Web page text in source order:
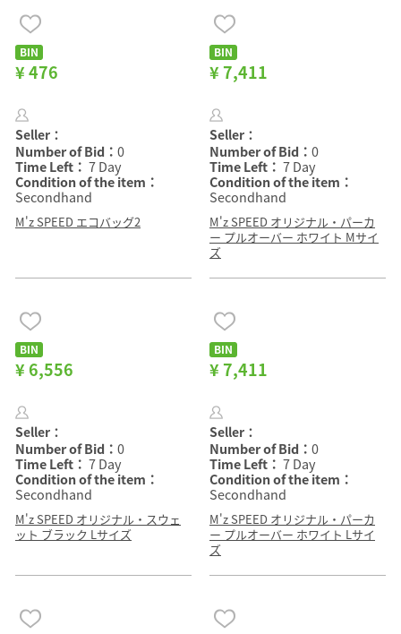
BIN
¥ 476
Seller：
Number of Bid： 0
Time Left： 7 Day
Condition of the item：
Secondhand
M'z SPEED エコバッグ2
BIN
¥ 7,411
Seller：
Number of Bid： 0
Time Left： 7 Day
Condition of the item：
Secondhand
M'z SPEED オリジナル・パーカ
ー プルオーバー ホワイト Mサイ
ズ
BIN
¥ 6,556
Seller：
Number of Bid： 0
Time Left： 7 Day
Condition of the item：
Secondhand
M'z SPEED オリジナル・スウェ
ット ブラック Lサイズ
BIN
¥ 7,411
Seller：
Number of Bid： 0
Time Left： 7 Day
Condition of the item：
Secondhand
M'z SPEED オリジナル・パーカ
ー プルオーバー ホワイト Lサイ
ズ